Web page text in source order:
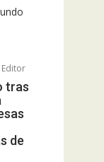
Editor
tras
de